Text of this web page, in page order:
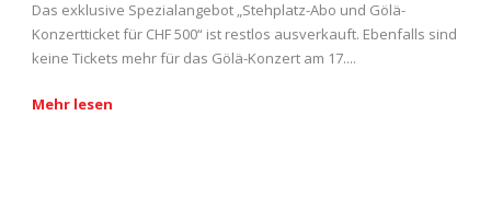
Das exklusive Spezialangebot „Stehplatz-Abo und Gölä-
Konzertticket für CHF 500“ ist restlos ausverkauft. Ebenfalls sind
keine Tickets mehr für das Gölä-Konzert am 17....
Mehr lesen